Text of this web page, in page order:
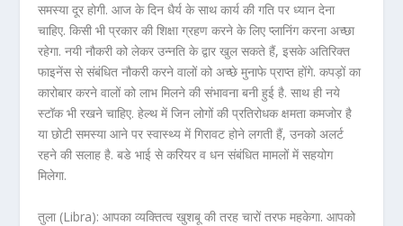
समस्या दूर होगी. आज के दिन धैर्य के साथ कार्य की गति पर ध्यान देना
चाहिए. किसी भी प्रकार की शिक्षा ग्रहण करने के लिए प्लानिंग करना अच्छा
रहेगा. नयी नौकरी को लेकर उन्नति के द्वार खुल सकते हैं, इसके अतिरिक्त
फाइनेंस से संबंधित नौकरी करने वालों को अच्छे मुनाफे प्राप्त होंगे. कपड़ों का
कारोबार करने वालों को लाभ मिलने की संभावना बनी हुई है. साथ ही नये
स्टॉक भी रखने चाहिए. हेल्थ में जिन लोगों की प्रतिरोधक क्षमता कमजोर है
या छोटी समस्या आने पर स्वास्थ्य में गिरावट होने लगती हैं, उनको अलर्ट
रहने की सलाह है. बडे भाई से करियर व धन संबंधित मामलों में सहयोग
मिलेगा.
तुला (Libra): आपका व्यक्तित्व खुशबू की तरह चारों तरफ महकेगा. आपको